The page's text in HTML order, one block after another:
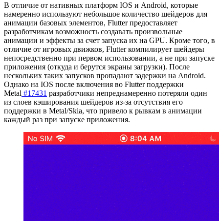
В отличие от нативных платформ IOS и Android, которые
намеренно используют небольшое количество шейдеров для
анимации базовых элементов, Flutter предоставляет
разработчикам возможность создавать произвольные
анимации и эффекты за счет запуска их на GPU. Кроме того, в
отличие от игровых движков, Flutter компилирует шейдеры
непосредственно при первом использовании, а не при запуске
приложения (откуда и берутся экраны загрузки). После
нескольких таких запусков пропадают задержки на Android.
Однако на IOS после включения во Flutter поддержки
Metal #17431 разработчики непреднамеренно потеряли один
из слоев кэширования шейдеров из-за отсутствия его
поддержки в Metal/Skia, что привело к рывкам в анимации
каждый раз при запуске приложения.